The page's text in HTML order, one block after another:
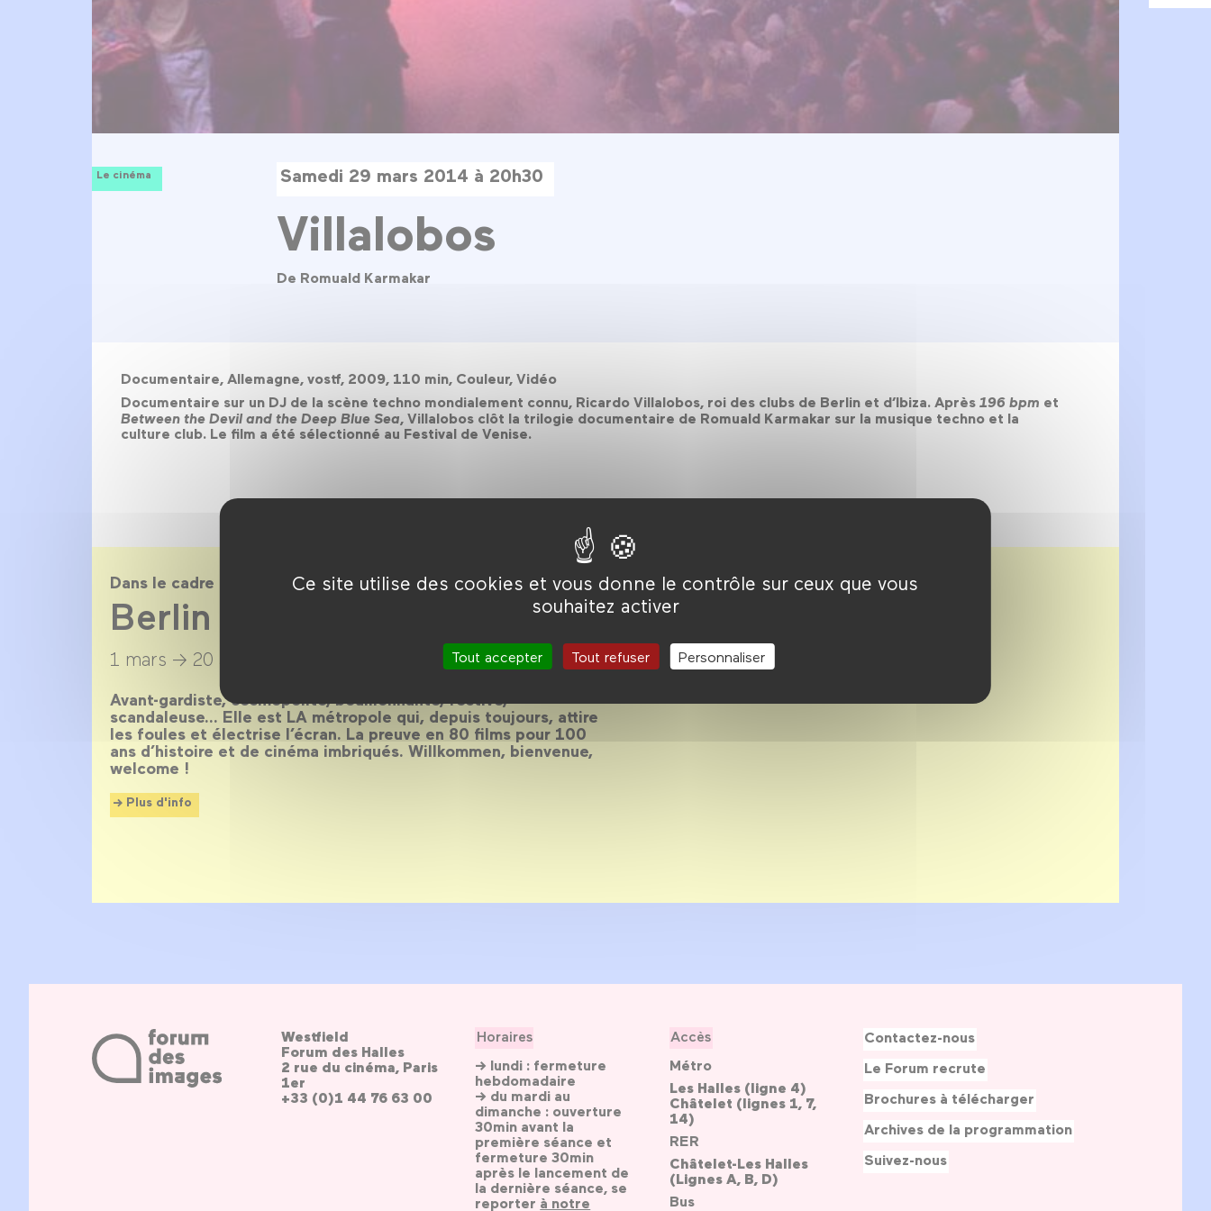
Ce site utilise des cookies et vous donne le contrôle sur ceux que vous
souhaitez activer
Tout accepter Tout refuser Personnaliser
Le cinéma Samedi 29 mars 2014 à 20h30
Villalobos
De Romuald Karmakar
Documentaire, Allemagne, vostf, 2009, 110 min, Couleur, Vidéo
Documentaire sur un DJ de la scène techno mondialement connu, Ricardo Villalobos, roi des clubs de Berlin et d’Ibiza. Après 196 bpm et
Between the Devil and the Deep Blue Sea, Villalobos clôt la trilogie documentaire de Romuald Karmakar sur la musique techno et la
culture club. Le film a été sélectionné au Festival de Venise.
Dans le cadre de
Berlin magnétique
1 mars → 20 avril 2014
Avant-gardiste, cosmopolite, bouillonnante, festive,
scandaleuse… Elle est LA métropole qui, depuis toujours, attire
les foules et électrise l’écran. La preuve en 80 films pour 100
ans d’histoire et de cinéma imbriqués. Willkommen, bienvenue,
welcome !
Plus d'info
Westfield
Forum des Halles
2 rue du cinéma, Paris
1er
+33 (0)1 44 76 63 00
Horaires
→ lundi : fermeture
hebdomadaire
→ du mardi au
dimanche : ouverture
30min avant la
première séance et
fermeture 30min
après le lancement de
la dernière séance, se
reporter à notre
Accès
Métro
Les Halles (ligne 4)
Châtelet (lignes 1, 7,
14)
RER
Châtelet-Les Halles
(Lignes A, B, D)
Bus
Contactez-nous
Le Forum recrute
Brochures à télécharger
Archives de la programmation
Suivez-nous